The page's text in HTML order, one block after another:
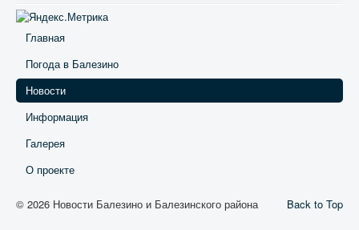
Главная
Погода в Балезино
Новости
Информация
Галерея
О проекте
Back to Top
© 2026 Новости Балезино и Балезинского района